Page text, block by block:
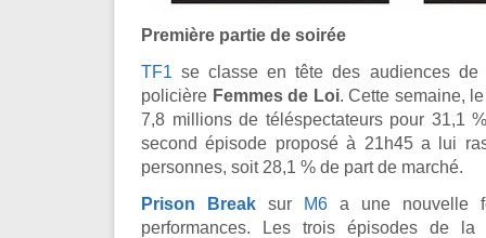
Première partie de soirée
TF1 se classe en tête des audiences
policière Femmes de Loi. Cette semaine,
7,8 millions de téléspectateurs pour 31,1
second épisode proposé à 21h45 a lui
personnes, soit 28,1 % de part de marché.
Prison Break sur M6 a une nouvelle
performances. Les trois épisodes de